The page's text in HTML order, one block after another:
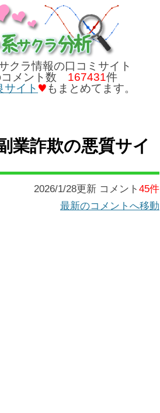
クラ情報の口コミサイト
コメント数 167431件
サイト
もまとめてます。
業詐欺の悪質サイ
2026/1/28更新 コメント 45件
最新のコメントへ移動